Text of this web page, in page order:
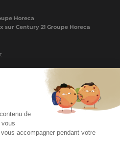
Horeca
sur Century 21 Groupe Horeca